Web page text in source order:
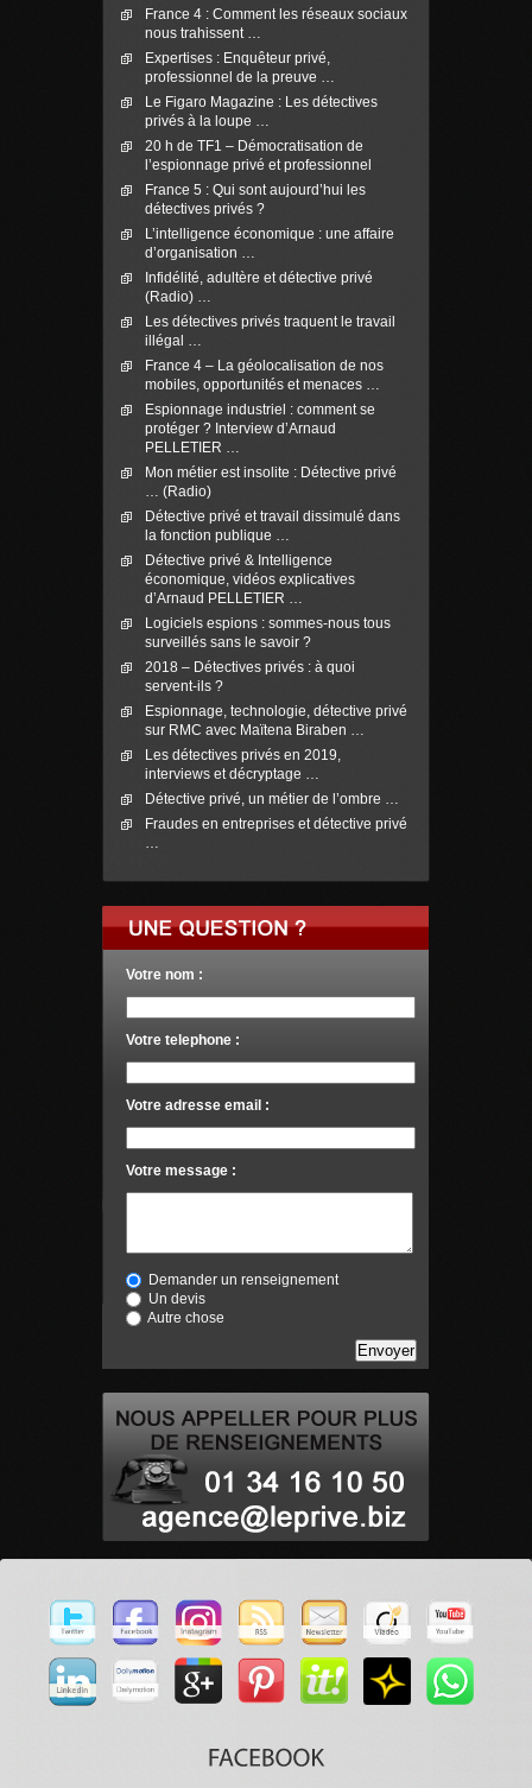
France 4 : Comment les réseaux sociaux
nous trahissent …
Expertises : Enquêteur privé,
professionnel de la preuve …
Le Figaro Magazine : Les détectives
privés à la loupe …
20 h de TF1 – Démocratisation de
l’espionnage privé et professionnel
France 5 : Qui sont aujourd’hui les
détectives privés ?
L’intelligence économique : une affaire
d’organisation …
Infidélité, adultère et détective privé
(Radio) …
Les détectives privés traquent le travail
illégal …
France 4 – La géolocalisation de nos
mobiles, opportunités et menaces …
Espionnage industriel : comment se
protéger ? Interview d’Arnaud
PELLETIER …
Mon métier est insolite : Détective privé
… (Radio)
Détective privé et travail dissimulé dans
la fonction publique …
Détective privé & Intelligence
économique, vidéos explicatives
d’Arnaud PELLETIER …
Logiciels espions : sommes-nous tous
surveillés sans le savoir ?
2018 – Détectives privés : à quoi
servent-ils ?
Espionnage, technologie, détective privé
sur RMC avec Maïtena Biraben …
Les détectives privés en 2019,
interviews et décryptage …
Détective privé, un métier de l’ombre …
Fraudes en entreprises et détective privé
…
Votre nom :
Votre telephone :
Votre adresse email :
Votre message :
Demander un renseignement
Un devis
Autre chose